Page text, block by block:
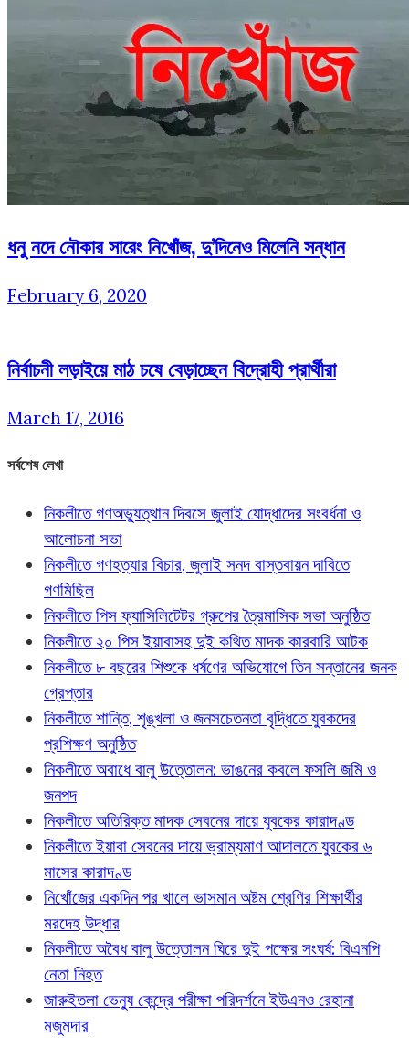
ধনু নদে নৌকার সারেং নিখোঁজ, দু’দিনেও মিলেনি সন্ধান
February 6, 2020
নির্বাচনী লড়াইয়ে মাঠ চষে বেড়াচ্ছেন বিদ্রোহী প্রার্থীরা
March 17, 2016
সর্বশেষ লেখা
নিকলীতে গণঅভ্যুত্থান দিবসে জুলাই যোদ্ধাদের সংবর্ধনা ও
আলোচনা সভা
নিকলীতে গণহত্যার বিচার, জুলাই সনদ বাস্তবায়ন দাবিতে
গণমিছিল
নিকলীতে পিস ফ্যাসিলিটেটর গ্রুপের ত্রৈমাসিক সভা অনুষ্ঠিত
নিকলীতে ২০ পিস ইয়াবাসহ দুই কথিত মাদক কারবারি আটক
নিকলীতে ৮ বছরের শিশুকে ধর্ষণের অভিযোগে তিন সন্তানের জনক
গ্রেপ্তার
নিকলীতে শান্তি, শৃঙ্খলা ও জনসচেতনতা বৃদ্ধিতে যুবকদের
প্রশিক্ষণ অনুষ্ঠিত
নিকলীতে অবাধে বালু উত্তোলন: ভাঙনের কবলে ফসলি জমি ও
জনপদ
নিকলীতে অতিরিক্ত মাদক সেবনের দায়ে যুবকের কারাদণ্ড
নিকলীতে ইয়াবা সেবনের দায়ে ভ্রাম্যমাণ আদালতে যুবকের ৬
মাসের কারাদণ্ড
নিখোঁজের একদিন পর খালে ভাসমান অষ্টম শ্রেণির শিক্ষার্থীর
মরদেহ উদ্ধার
নিকলীতে অবৈধ বালু উত্তোলন ঘিরে দুই পক্ষের সংঘর্ষ: বিএনপি
নেতা নিহত
জারুইতলা ভেন্যু কেন্দ্রে পরীক্ষা পরিদর্শনে ইউএনও রেহানা
মজুমদার